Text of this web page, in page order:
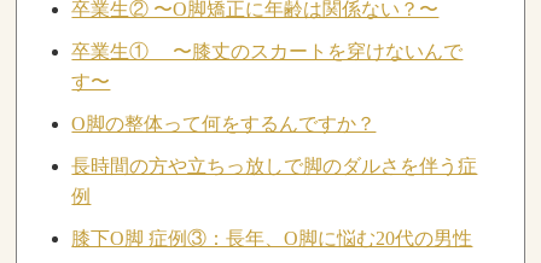
卒業生② 〜O脚矯正に年齢は関係ない？〜
卒業生① 〜膝丈のスカートを穿けないんで
す〜
O脚の整体って何をするんですか？
長時間の方や立ちっ放しで脚のダルさを伴う症
例
膝下O脚 症例③：長年、O脚に悩む20代の男性